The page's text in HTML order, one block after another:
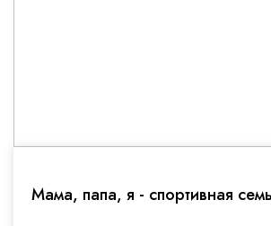
Мама, папа, я - спортивная